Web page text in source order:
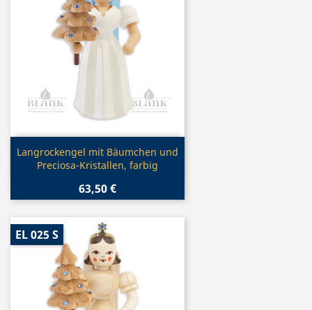
Vorschau
Langrockengel mit Bäumchen und
Preciosa-Kristallen, farbig
63,50 €
EL 025 S